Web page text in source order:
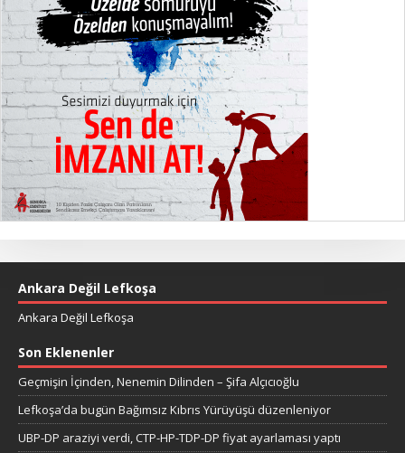
Ankara Değil Lefkoşa
Ankara Değil Lefkoşa
Son Eklenenler
Geçmişin İçinden, Nenemin Dilinden – Şifa Alçıcıoğlu
Lefkoşa’da bugün Bağımsız Kıbrıs Yürüyüşü düzenleniyor
UBP-DP araziyi verdi, CTP-HP-TDP-DP fiyat ayarlaması yaptı